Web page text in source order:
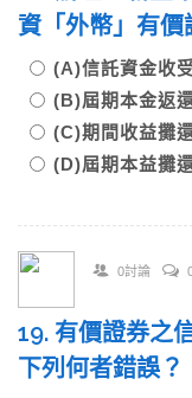
資「外幣」有
(A)信託資金收
(B)屆期本金返
(C)期間收益攤
(D)屆期本益攤
0討論
19. 有價證券之
下列何者錯誤？